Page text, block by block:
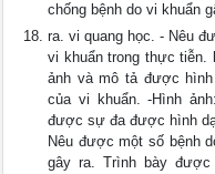
chống bệnh do vi khuẩn
ra. vi quang học. - Nêu
vi khuẩn trong thực tiễn.
ảnh và mô tả được
của vi khuẩn. -Hình
được sự đa được hình
Nêu được một số bệnh
gây ra. Trình bày được